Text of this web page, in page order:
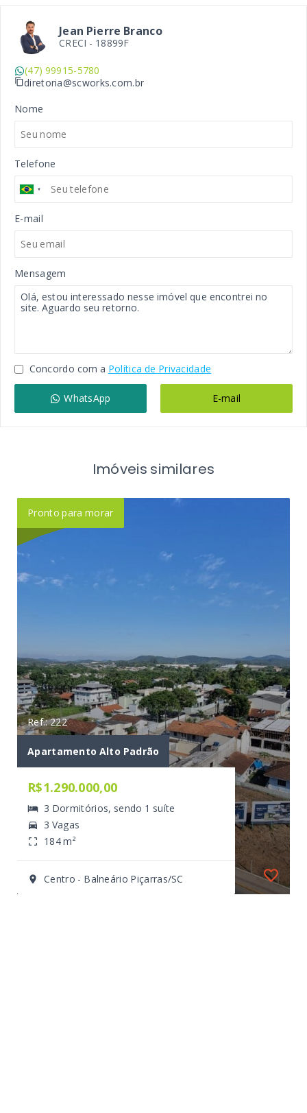
Jean Pierre Branco
CRECI - 18899F
(47) 99915-5780
diretoria@scworks.com.br
Nome
Telefone
E-mail
Mensagem
Concordo com a Política de Privacidade
WhatsApp E-mail
Imóveis similares
Pronto para morar
Ref.: 222
Apartamento Alto Padrão
R$1.290.000,00
3 Dormitórios, sendo 1 suíte
3 Vagas
184 m²
Centro - Balneário Piçarras/SC